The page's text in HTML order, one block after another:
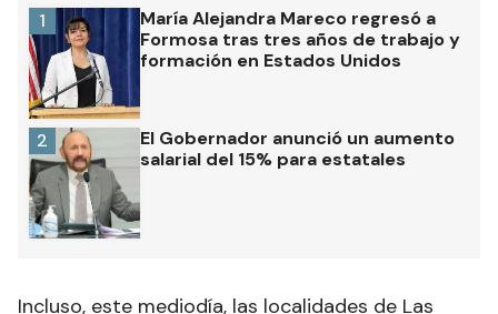
María Alejandra Mareco regresó a
Formosa tras tres años de trabajo y
formación en Estados Unidos
1
El Gobernador anunció un aumento
salarial del 15% para estatales
2
Incluso, este mediodía, las localidades de Las